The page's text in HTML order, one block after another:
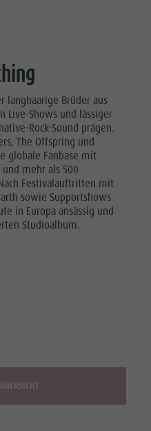
langhaarige Brüder aus
Live-Shows und lässiger
Rock-Sound prägen.
The Offspring und
globale Fanbase mit
mehr als 500
Festivalauftritten mit
sowie Supportshows
in Europa ansässig und
Studioalbum.